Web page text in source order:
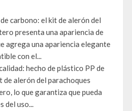
carbono: el kit de alerón del
presenta una apariencia de
agrega una apariencia elegante
con el...
hecho de plástico PP de
de alerón del parachoques
lo que garantiza que pueda
del uso...